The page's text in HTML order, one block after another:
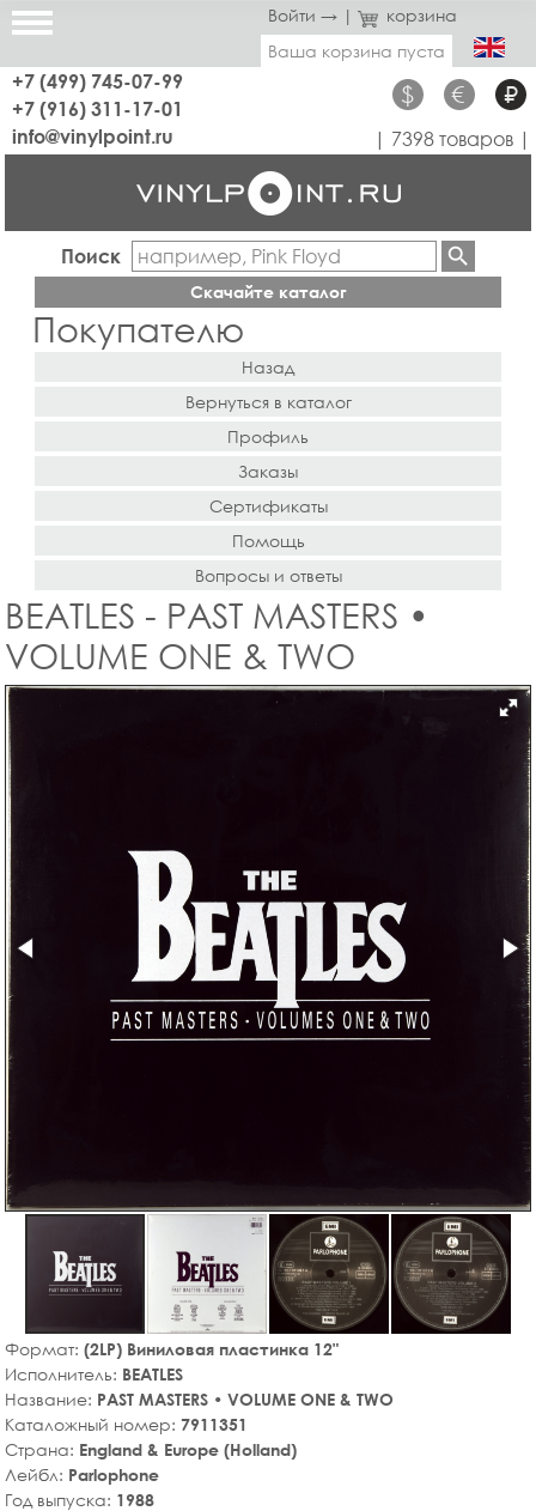
Войти → |
корзина
Ваша корзина пуста
+7 (499) 745-07-99
+7 (916) 311-17-01
$ € ₽
info@vinylpoint.ru | 7398 товаров |
Поиск
Скачайте каталог
Покупателю
Назад
Вернуться в каталог
Профиль
Заказы
Сертификаты
Помощь
Вопросы и ответы
BEATLES - PAST MASTERS •
VOLUME ONE & TWO
Формат: (2LP) Виниловая пластинка 12"
Исполнитель: BEATLES
Название: PAST MASTERS • VOLUME ONE & TWO
Каталожный номер: 7911351
Страна: England & Europe (Holland)
Лейбл: Parlophone
Год выпуска: 1988